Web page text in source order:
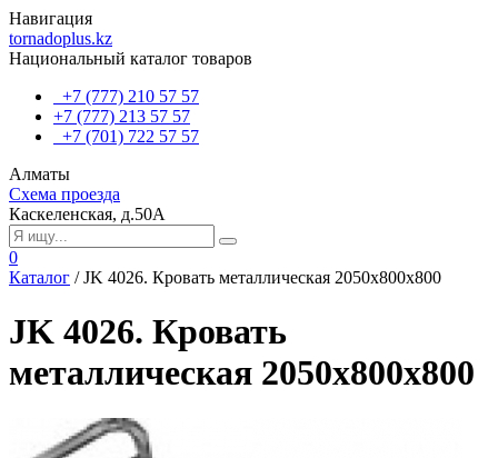
Навигация
tornadoplus.kz
Национальный каталог товаров
+7 (777) 210 57 57
+7 (777) 213 57 57
+7 (701) 722 57 57
Алматы
Схема проезда
Каскеленская, д.50А
0
Каталог /JK 4026. Кровать металлическая 2050х800х800
JK 4026. Кровать
металлическая 2050х800х800